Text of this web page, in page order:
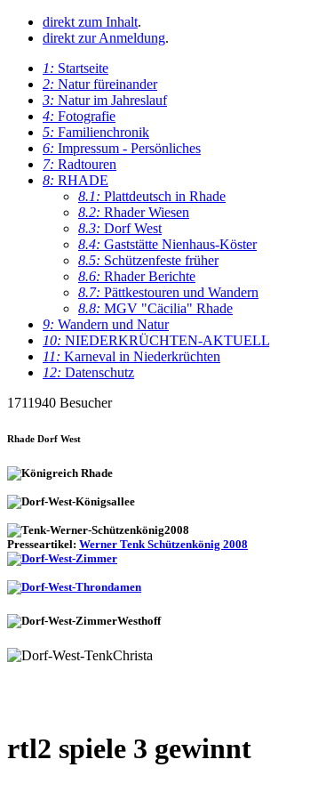
direkt zum Inhalt.
direkt zur Anmeldung.
1: Startseite
2: Natur füreinander
3: Natur im Jahreslauf
4: Fotografie
5: Familienchronik
6: Impressum - Persönliches
7: Radtouren
8: RHADE
8.1: Plattdeutsch in Rhade
8.2: Rhader Wiesen
8.3: Dorf West
8.4: Gaststätte Nienhaus-Köster
8.5: Schützenfeste früher
8.6: Rhader Berichte
8.7: Pättkestouren und Wandern
8.8: MGV "Cäcilia" Rhade
9: Wandern und Natur
10: NIEDERKRÜCHTEN-AKTUELL
11: Karneval in Niederkrüchten
12: Datenschutz
1711940 Besucher
Rhade Dorf West
Presseartikel: Werner Tenk Schützenkönig 2008
rtl2 spiele 3 gewinnt